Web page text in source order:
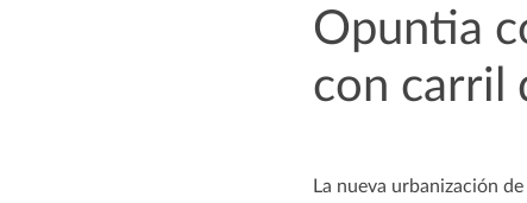
Opuntia
con carril
La nueva urbanización